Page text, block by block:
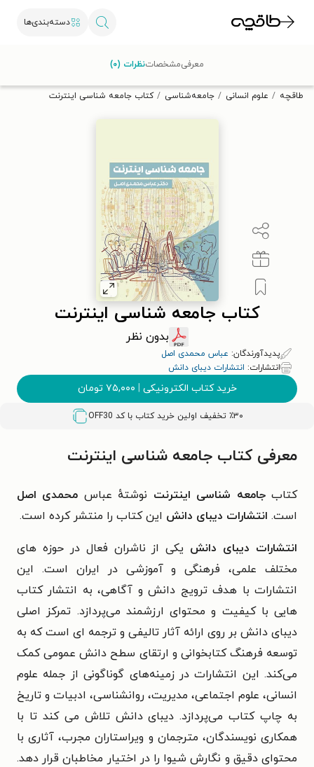
دسته‌بندی‌ها
تخفیف از طاقچه دریافت کن.
طاقچه علوم انسانی جامعه‌شناسی کتاب جامعه شناسی اینترنت
کتاب جامعه شناسی اینترنت
بدون نظر
پدیدآورندگان: عباس محمدی اصل
انتشارات: انتشارات دیبای دانش
خرید کتاب الکترونیکی | ۷۵,۰۰۰ تومان
٪۳۰ تخفیف اولین خرید کتاب با کد OFF30
معرفیمشخصاتنظرات (۰)
معرفی کتاب جامعه شناسی اینترنت
کتابجامعه شناسی اینترنت نوشتهٔ عباس محمدی اصل
است. انتشارات دیبای دانش این کتاب را منتشر کرده است.
انتشارات دیبای دانش یکی از ناشران فعال در حوزه های
مختلف علمی، فرهنگی و آموزشی در ایران است. این
انتشارات با هدف ترویج دانش و آگاهی، به انتشار کتاب
هایی با کیفیت و محتوای ارزشمند می‌پردازد. تمرکز اصلی
دیبای دانش بر روی ارائه آثار تالیفی و ترجمه ای است که به
توسعه فرهنگ کتابخوانی و ارتقای سطح دانش عمومی کمک
می‌کند. این انتشارات در زمینه‌‌های گوناگونی از جمله علوم
انسانی، علوم اجتماعی، مدیریت، روانشناسی، ادبیات و تاریخ
به چاپ کتاب می‌پردازد. دیبای دانش تلاش می کند تا با
همکاری نویسندگان، مترجمان و ویراستاران مجرب، آثاری با
محتوای دقیق و نگارش شیوا را در اختیار مخاطبان قرار دهد.